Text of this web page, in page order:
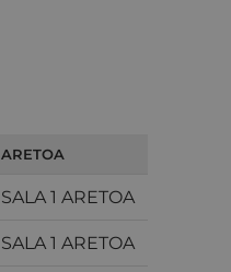
ARETOA
SALA 1 ARETOA
SALA 1 ARETOA